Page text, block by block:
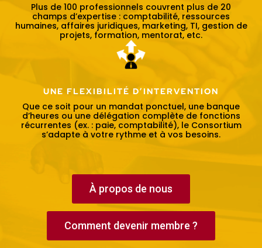
Plus de 100 professionnels couvrent plus de 20
champs d’expertise : comptabilité, ressources
humaines, affaires juridiques, marketing, TI, gestion de
projets, formation, mentorat, etc.
UNE FLEXIBILITÉ D’INTERVENTION
Que ce soit pour un mandat ponctuel, une banque
d’heures ou une délégation complète de fonctions
récurrentes (ex. : paie, comptabilité), le Consortium
s’adapte à votre rythme et à vos besoins.
À propos de nous
Comment devenir membre ?